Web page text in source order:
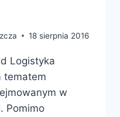
18 sierpnia 2016
Logistyka
tematem
w
Pomimo